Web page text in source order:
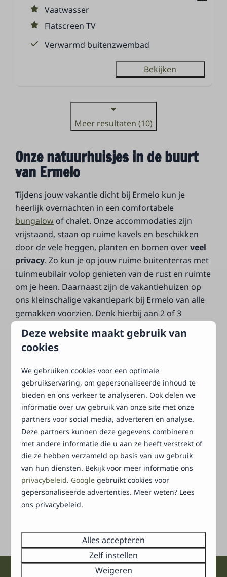
Vaatwasser
Flatscreen TV
Verwarmd buitenzwembad
Bekijken
Meer resultaten (10)
Onze natuurhuisjes in de buurt
van Ermelo
Tijdens jouw vakantie dicht bij Ermelo kun je
heerlijk overnachten in een comfortabele
bungalow of chalet. Onze accommodaties zijn
vrijstaand, staan op ruime kavels en beschikken
door de vele heggen, planten en bomen overveel
privacy. Zo kun je op jouw ruime buitenterras met
tuinmeubilair volop genieten van de rust en ruimte
om je heen. Daarnaast zijn de vakantiehuizen op
ons kleinschalige vakantiepark bij Ermelo van alle
gemakken voorzien. Denk hierbij aan 2 of 3
slaapkamers, een open en volledig uitgeruste
keuken, een comfortabele badkamer, een ruime
woonkamer en gratis wifi. Wil je graag jouw
meenemen? In bijna alle accommodaties is jouw
huisdier van harte welkom! Wel zo fijn als jouw
gezin of familie compleet is, niet waar?
Jouw vakantiehuis in het kort:
Op 4,5 km van Ermelo
Vrijstaande bungalows & chalets
Geschikt voor 2 tot 6 personen
Veel rust, ruimte & privacy
Huisdiervriendelijk
Deze website maakt gebruik van
cookies
We gebruiken cookies voor een optimale
gebruikservaring, om gepersonaliseerde inhoud te
bieden en ons verkeer te analyseren. Ook delen we
informatie over uw gebruik van onze site met onze
partners voor social media, adverteren en analyse.
Deze partners kunnen deze gegevens combineren
met andere informatie die u aan ze heeft verstrekt of
die ze hebben verzameld op basis van uw gebruik
van hun diensten. Bekijk voor meer informatie ons
privacybeleid. Google gebruikt cookies voor
gepersonaliseerde advertenties. Meer weten? Lees
ons privacybeleid.
Alles accepteren
Zelf instellen
Weigeren